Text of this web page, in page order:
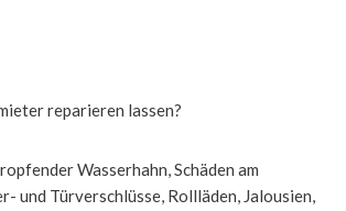
reparieren lassen?
Wasserhahn, Schäden am
und Türverschlüsse, Rollläden, Jalousien,